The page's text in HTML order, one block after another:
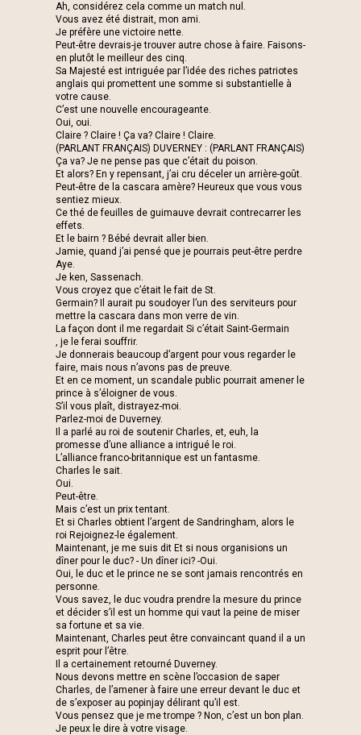
Ah, considérez cela comme un match nul.
Vous avez été distrait, mon ami.
Je préfère une victoire nette.
Peut-être devrais-je trouver autre chose à faire. Faisons-
en plutôt le meilleur des cinq.
Sa Majesté est intriguée par l’idée des riches patriotes
anglais qui promettent une somme si substantielle à
votre cause.
C’est une nouvelle encourageante.
Oui, oui.
Claire ? Claire ! Ça va? Claire ! Claire.
(PARLANT FRANÇAIS) DUVERNEY : (PARLANT FRANÇAIS)
Ça va? Je ne pense pas que c’était du poison.
Et alors? En y repensant, j’ai cru déceler un arrière-goût.
Peut-être de la cascara amère? Heureux que vous vous
sentiez mieux.
Ce thé de feuilles de guimauve devrait contrecarrer les
effets.
Et le bairn ? Bébé devrait aller bien.
Jamie, quand j’ai pensé que je pourrais peut-être perdre
Aye.
Je ken, Sassenach.
Vous croyez que c’était le fait de St.
Germain? Il aurait pu soudoyer l’un des serviteurs pour
mettre la cascara dans mon verre de vin.
La façon dont il me regardait Si c’était Saint-Germain
, je le ferai souffrir.
Je donnerais beaucoup d’argent pour vous regarder le
faire, mais nous n’avons pas de preuve.
Et en ce moment, un scandale public pourrait amener le
prince à s’éloigner de vous.
S’il vous plaît, distrayez-moi.
Parlez-moi de Duverney.
Il a parlé au roi de soutenir Charles, et, euh, la
promesse d’une alliance a intrigué le roi.
L’alliance franco-britannique est un fantasme.
Charles le sait.
Oui.
Peut-être.
Mais c’est un prix tentant.
Et si Charles obtient l’argent de Sandringham, alors le
roi Rejoignez-le également.
Maintenant, je me suis dit Et si nous organisions un
dîner pour le duc? - Un dîner ici? -Oui.
Oui, le duc et le prince ne se sont jamais rencontrés en
personne.
Vous savez, le duc voudra prendre la mesure du prince
et décider s’il est un homme qui vaut la peine de miser
sa fortune et sa vie.
Maintenant, Charles peut être convaincant quand il a un
esprit pour l’être.
Il a certainement retourné Duverney.
Nous devons mettre en scène l’occasion de saper
Charles, de l’amener à faire une erreur devant le duc et
de s’exposer au popinjay délirant qu’il est.
Vous pensez que je me trompe ? Non, c’est un bon plan.
Je peux le dire à votre visage.